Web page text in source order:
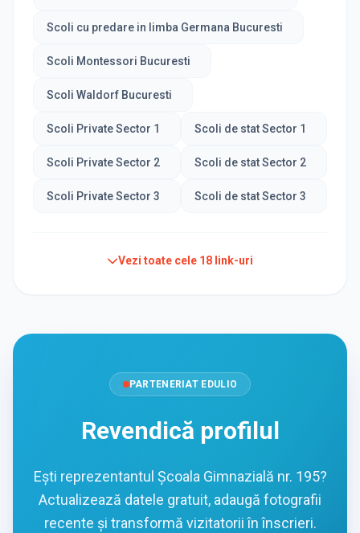
Scoli cu predare in limba Germana Bucuresti
Scoli Montessori Bucuresti
Scoli Waldorf Bucuresti
Scoli Private Sector 1 Scoli de stat Sector 1
Scoli Private Sector 2 Scoli de stat Sector 2
Scoli Private Sector 3 Scoli de stat Sector 3
Vezi toate cele 18 link-uri
PARTENERIAT EDULIO
Revendică profilul
Ești reprezentantul Școala Gimnazială nr. 195?
Actualizează datele gratuit, adaugă fotografii
recente și transformă vizitatorii în înscrieri.